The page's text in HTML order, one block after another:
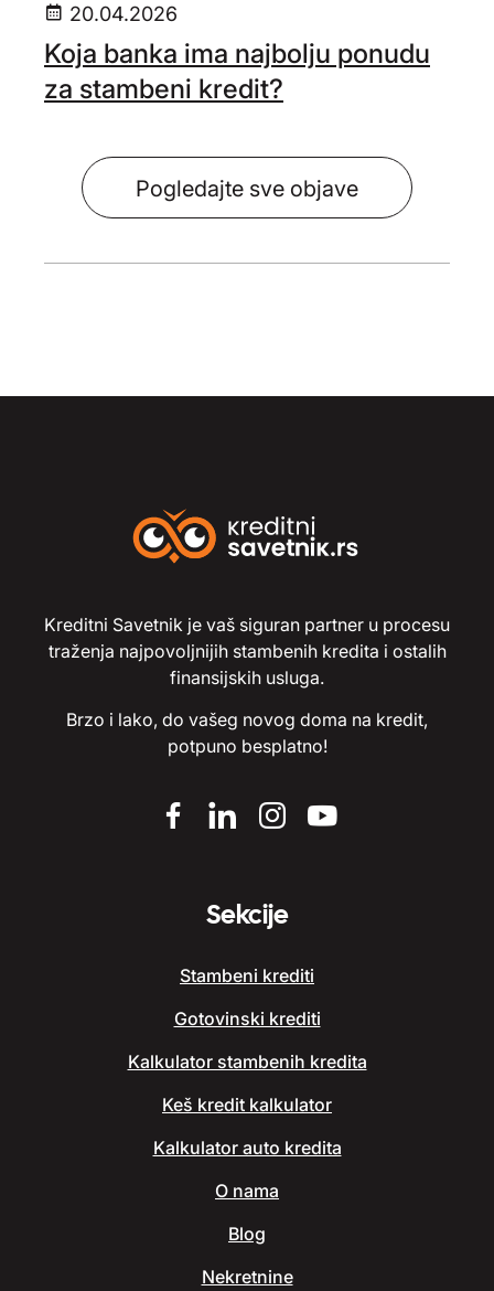
20.04.2026
Koja banka ima najbolju ponudu
za stambeni kredit?
Pogledajte sve objave
Kreditni Savetnik je vaš siguran partner u procesu
traženja najpovoljnijih stambenih kredita i ostalih
finansijskih usluga.
Brzo i lako, do vašeg novog doma na kredit,
potpuno besplatno!
Sekcije
Stambeni krediti
Gotovinski krediti
Kalkulator stambenih kredita
Keš kredit kalkulator
Kalkulator auto kredita
O nama
Blog
Nekretnine